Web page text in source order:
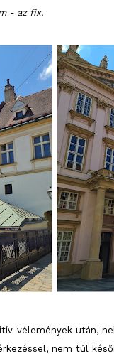
- az fix.
vélemények után,
nem túl